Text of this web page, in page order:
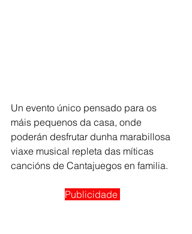
Un evento único pensado para os
máis pequenos da casa, onde
poderán desfrutar dunha marabillosa
viaxe musical repleta das míticas
cancións de Cantajuegos en familia.
Publicidade